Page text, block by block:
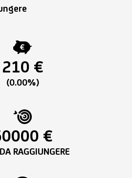
210 €
(0.00%)
€
RAGGIUNGERE